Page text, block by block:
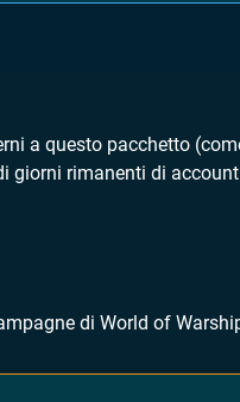
a questo pacchetto
giorni rimanenti di
di World of